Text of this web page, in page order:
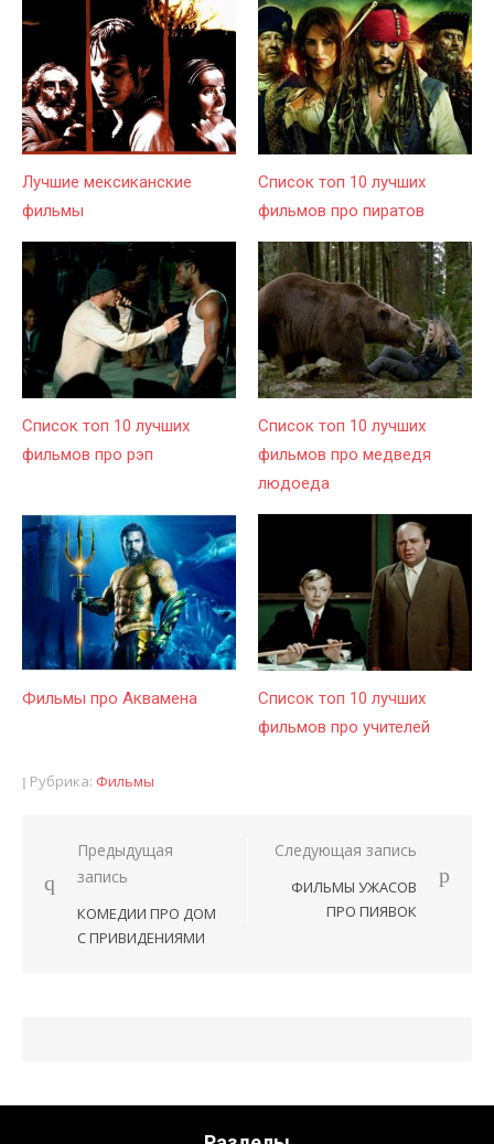
Лучшие мексиканские
фильмы
Список топ 10 лучших
фильмов про пиратов
Список топ 10 лучших
фильмов про рэп
Список топ 10 лучших
фильмов про медведя
людоеда
Фильмы про Аквамена
Список топ 10 лучших
фильмов про учителей
Рубрика: Фильмы
Навигация
записям
Предыдущая
запись
КОМЕДИИ ПРО ДОМ
С ПРИВИДЕНИЯМИ
Следующая запись
ФИЛЬМЫ УЖАСОВ
ПРО ПИЯВОК